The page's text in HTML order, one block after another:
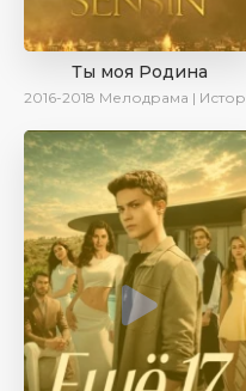
Ты моя Родина
2016-2018 Мелодрама | Исторический | Военный | Turok1990